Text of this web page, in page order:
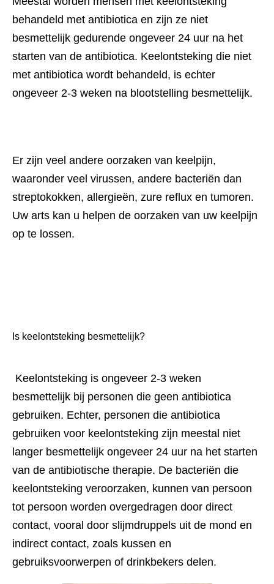
behandeld met antibiotica en zijn ze niet
besmettelijk gedurende ongeveer 24 uur na het
starten van de antibiotica. Keelontsteking die niet
met antibiotica wordt behandeld, is echter
ongeveer 2-3 weken na blootstelling besmettelijk.
Er zijn veel andere oorzaken van keelpijn,
waaronder veel virussen, andere bacteriën dan
streptokokken, allergieën, zure reflux en tumoren.
Uw arts kan u helpen de oorzaken van uw keelpijn
op te lossen.
Is keelontsteking besmettelijk?
besmettelijk bij personen die geen antibiotica
gebruiken. Echter, personen die antibiotica
gebruiken voor keelontsteking zijn meestal niet
langer besmettelijk ongeveer 24 uur na het starten
van de antibiotische therapie. De bacteriën die
keelontsteking veroorzaken, kunnen van persoon
tot persoon worden overgedragen door direct
contact, vooral door slijmdruppels uit de mond en
indirect contact, zoals kussen en
gebruiksvoorwerpen of drinkbekers delen.